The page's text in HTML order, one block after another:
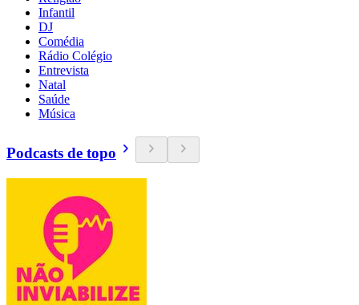
Infantil
DJ
Comédia
Rádio Colégio
Entrevista
Natal
Saúde
Música
Podcasts de topo